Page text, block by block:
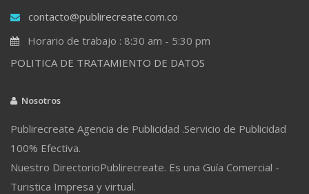
contacto@publirecreate.com.co
Horario de trabajo : 8:30 am - 5:30 pm
POLITICA DE TRATAMIENTO DE DATOS
Nosotros
Publirecreate Agencia de Publicidad .Servicio de Publicidad
100% Efectiva.
Nuestro DirectorioPublirecreate. Es una Guía Comercial -
Turistica Impresa y virtual.